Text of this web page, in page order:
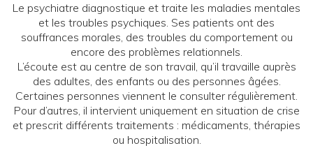
Le psychiatre diagnostique et traite les maladies mentales
et les troubles psychiques. Ses patients ont des
souffrances morales, des troubles du comportement ou
encore des problèmes relationnels.
L’écoute est au centre de son travail, qu’il travaille auprès
des adultes, des enfants ou des personnes âgées.
Certaines personnes viennent le consulter régulièrement.
Pour d’autres, il intervient uniquement en situation de crise
et prescrit différents traitements : médicaments, thérapies
ou hospitalisation.